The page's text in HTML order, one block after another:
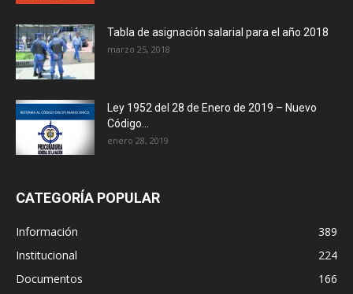
Tabla de asignación salarial para el año 2018
marzo 25, 2018
Ley 1952 del 28 de Enero de 2019 – Nuevo
Código...
enero 28, 2019
CATEGORÍA POPULAR
Información
389
Institucional
224
Documentos
166